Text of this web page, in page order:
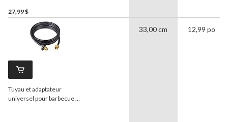
27,99 $
Tuyau et adaptateur
universel pour barbecue au
33,00 cm 12,99 po